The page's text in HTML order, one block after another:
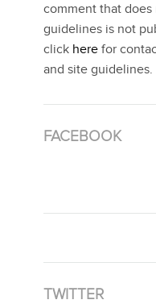
comment that
guidelines is not
click here for
and site guidelines.
FACEBOOK
TWITTER